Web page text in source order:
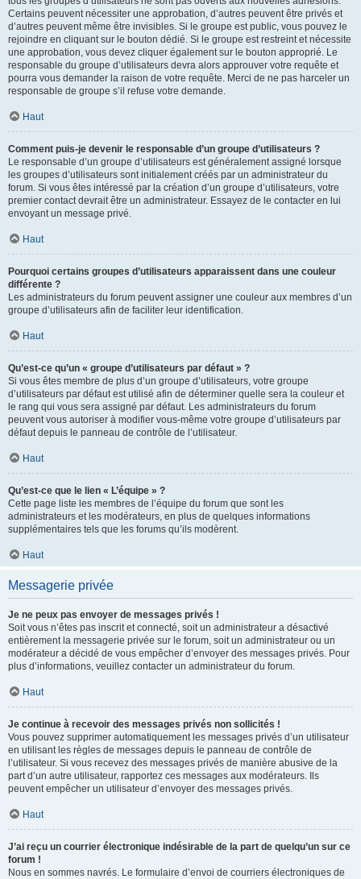
Certains peuvent nécessiter une approbation, d’autres peuvent être privés et
d’autres peuvent même être invisibles. Si le groupe est public, vous pouvez le
rejoindre en cliquant sur le bouton dédié. Si le groupe est restreint et nécessite
une approbation, vous devez cliquer également sur le bouton approprié. Le
responsable du groupe d’utilisateurs devra alors approuver votre requête et
pourra vous demander la raison de votre requête. Merci de ne pas harceler un
responsable de groupe s’il refuse votre demande.
Haut
Comment puis-je devenir le responsable d’un groupe d’utilisateurs ?
Le responsable d’un groupe d’utilisateurs est généralement assigné lorsque
les groupes d’utilisateurs sont initialement créés par un administrateur du
forum. Si vous êtes intéressé par la création d’un groupe d’utilisateurs, votre
premier contact devrait être un administrateur. Essayez de le contacter en lui
envoyant un message privé.
Haut
Pourquoi certains groupes d’utilisateurs apparaissent dans une couleur
différente ?
Les administrateurs du forum peuvent assigner une couleur aux membres d’un
groupe d’utilisateurs afin de faciliter leur identification.
Haut
Qu’est-ce qu’un « groupe d’utilisateurs par défaut » ?
Si vous êtes membre de plus d’un groupe d’utilisateurs, votre groupe
d’utilisateurs par défaut est utilisé afin de déterminer quelle sera la couleur et
le rang qui vous sera assigné par défaut. Les administrateurs du forum
peuvent vous autoriser à modifier vous-même votre groupe d’utilisateurs par
défaut depuis le panneau de contrôle de l’utilisateur.
Haut
Qu’est-ce que le lien « L’équipe » ?
Cette page liste les membres de l’équipe du forum que sont les
administrateurs et les modérateurs, en plus de quelques informations
supplémentaires tels que les forums qu’ils modèrent.
Haut
Messagerie privée
Je ne peux pas envoyer de messages privés !
Soit vous n’êtes pas inscrit et connecté, soit un administrateur a désactivé
entièrement la messagerie privée sur le forum, soit un administrateur ou un
modérateur a décidé de vous empêcher d’envoyer des messages privés. Pour
plus d’informations, veuillez contacter un administrateur du forum.
Haut
Je continue à recevoir des messages privés non sollicités !
Vous pouvez supprimer automatiquement les messages privés d’un utilisateur
en utilisant les règles de messages depuis le panneau de contrôle de
l’utilisateur. Si vous recevez des messages privés de manière abusive de la
part d’un autre utilisateur, rapportez ces messages aux modérateurs. Ils
peuvent empêcher un utilisateur d’envoyer des messages privés.
Haut
J’ai reçu un courrier électronique indésirable de la part de quelqu’un sur ce
forum !
Nous en sommes navrés. Le formulaire d’envoi de courriers électroniques de